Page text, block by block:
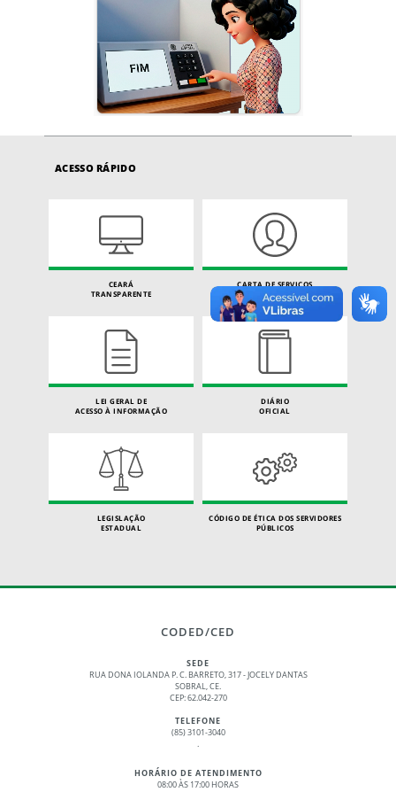
ACESSO RÁPIDO
CEARÁ
TRANSPARENTE
CARTA DE SERVIÇOS
DO CIDADÃO
LEI GERAL DE
ACESSO À INFORMAÇÃO
DIÁRIO
OFICIAL
LEGISLAÇÃO
ESTADUAL
CÓDIGO DE ÉTICA DOS SERVIDORES
PÚBLICOS
CODED/CED
SEDE
RUA DONA IOLANDA P. C. BARRETO, 317 - JOCELY DANTAS
SOBRAL, CE.
CEP: 62.042-270
TELEFONE
(85) 3101-3040
.
HORÁRIO DE ATENDIMENTO
08:00 ÀS 17:00 HORAS